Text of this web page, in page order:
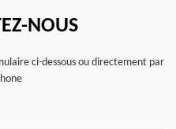
NOUS
ci-dessous ou directement par